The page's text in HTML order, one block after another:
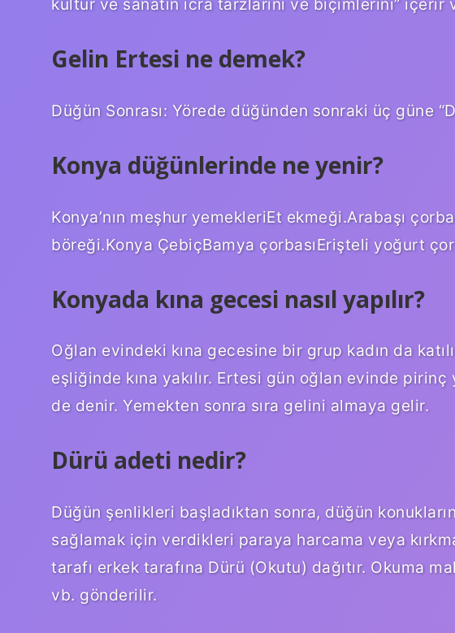
kültür ve sanatın icra tarzlarını ve biçimlerini” içerir
Gelin Ertesi ne demek?
Düğün Sonrası: Yörede düğünden sonraki üç güne
Konya düğünlerinde ne yenir?
Konya’nın meşhur yemekleriEt ekmeği.Arabaşı
böreği.Konya ÇebiçBamya çorbasıErişteli yoğurt
Konyada kına gecesi nasıl yapılır?
Oğlan evindeki kına gecesine bir grup kadın da
eşliğinde kına yakılır. Ertesi gün oğlan evinde
de denir. Yemekten sonra sıra gelini almaya gelir.
Dürü adeti nedir?
Düğün şenlikleri başladıktan sonra, düğün
sağlamak için verdikleri paraya harcama veya
tarafı erkek tarafına Dürü (Okutu) dağıtır. Okuma
vb. gönderilir.